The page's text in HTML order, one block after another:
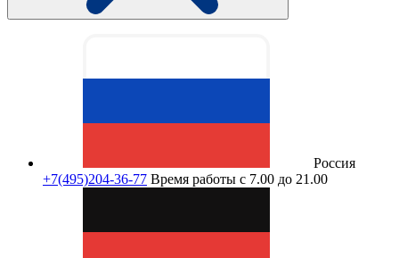
Россия
+7(495)204-36-77 Время работы с 7.00 до 21.00